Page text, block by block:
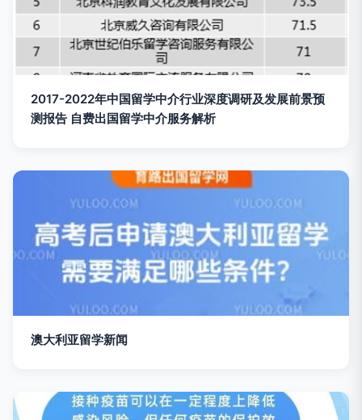
2017-2022年中国留学中介行业深度调研及发展前景预
测报告 自费出国留学中介服务解析
澳大利亚留学新闻